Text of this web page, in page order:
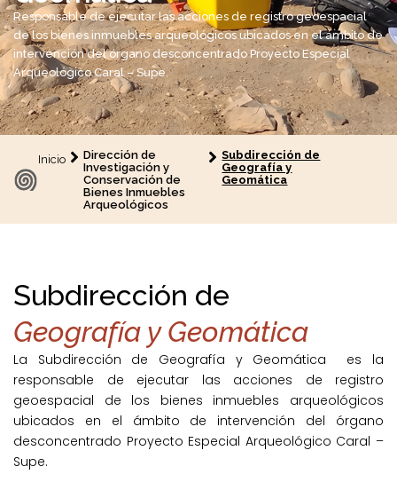
Responsable de ejecutar las acciones de registro geoespacial
de los bienes inmuebles arqueológicos ubicados en el ámbito de
intervención del órgano desconcentrado Proyecto Especial
Arqueológico Caral – Supe.
Inicio
Dirección de
Investigación y
Conservación de
Bienes Inmuebles
Arqueológicos
Subdirección de
Geografía y
Geomática
Subdirección de
Geografía y Geomática
La Subdirección de Geografía y Geomática es la
responsable de ejecutar las acciones de registro
geoespacial de los bienes inmuebles arqueológicos
ubicados en el ámbito de intervención del órgano
desconcentrado Proyecto Especial Arqueológico Caral –
Supe.